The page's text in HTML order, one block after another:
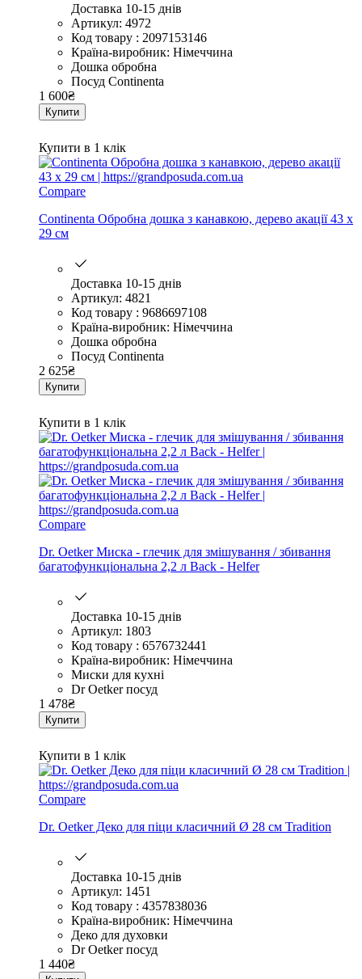
Доставка 10-15 днів
Артикул: 4972
Код товару : 2097153146
Країна-виробник: Німеччина
Дошка обробна
Посуд Continenta
1 600₴
Купити
Купити в 1 клік
Compare
Continenta Обробна дошка з канавкою, дерево акації 43 х
29 см
Доставка 10-15 днів
Артикул: 4821
Код товару : 9686697108
Країна-виробник: Німеччина
Дошка обробна
Посуд Continenta
2 625₴
Купити
Купити в 1 клік
Compare
Dr. Oetker Миска - глечик для змішування / збивання
багатофункціональна 2,2 л Back - Helfer
Доставка 10-15 днів
Артикул: 1803
Код товару : 6576732441
Країна-виробник: Німеччина
Миски для кухні
Dr Oetker посуд
1 478₴
Купити
Купити в 1 клік
Compare
Dr. Oetker Деко для піци класичний Ø 28 см Tradition
Доставка 10-15 днів
Артикул: 1451
Код товару : 4357838036
Країна-виробник: Німеччина
Деко для духовки
Dr Oetker посуд
1 440₴